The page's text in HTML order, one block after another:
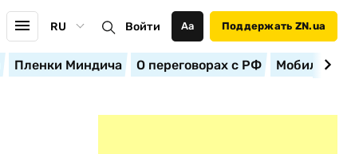
RU Войти Аа Поддержать ZN.ua
Пленки Миндича О переговорах с РФ